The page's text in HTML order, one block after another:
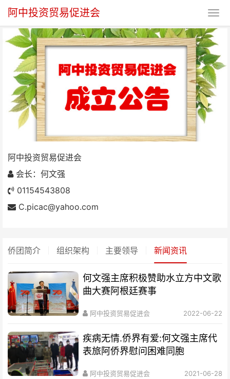
阿中投资贸易促进会
阿中投资贸易促进会
会长：何文强
01154543808
C.picac@yahoo.com
侨团简介 组织架构 主要领导 新闻资讯
阿中投资贸易促进会
何文强主席积极赞助水立方中文歌
曲大赛阿根廷赛事
阿中投资贸易促进会 2022-06-22
疾病无情.侨界有爱:何文强主席代
表旅阿侨界慰问困难同胞
阿中投资贸易促进会 2021-06-28